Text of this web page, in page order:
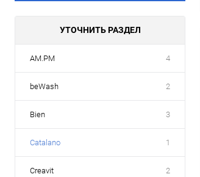
УТОЧНИТЬ РАЗДЕЛ
AM.PM 4
beWash 2
Bien 3
Catalano 1
Creavit 2